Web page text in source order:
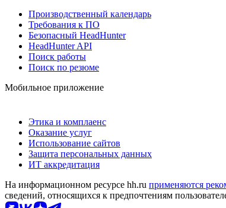
Производственный календарь
Требования к ПО
Безопасный HeadHunter
HeadHunter API
Поиск работы
Поиск по резюме
Мобильное приложение
Этика и комплаенс
Оказание услуг
Использование сайтов
Защита персональных данных
ИТ аккредитация
На информационном ресурсе hh.ru применяются
сведений, относящихся к предпочтениям